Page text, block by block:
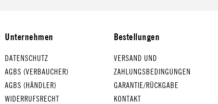
Unternehmen
DATENSCHUTZ
AGBS (VERBAUCHER)
AGBS (HÄNDLER)
WIDERRUFSRECHT
Bestellungen
VERSAND UND
ZAHLUNGSBEDINGUNGEN
GARANTIE/RÜCKGABE
KONTAKT